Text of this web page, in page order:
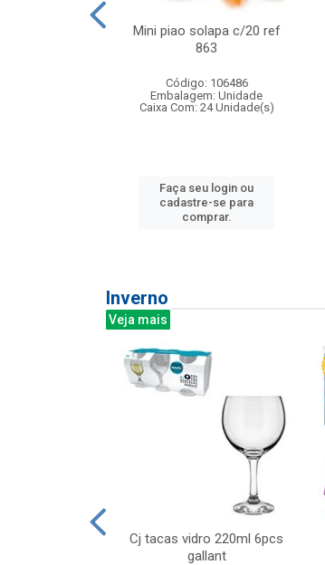
Mini piao solapa c/20 ref
863
Código: 106486
Embalagem: Unidade
Caixa Com: 24 Unidade(s)
Faça seu login ou
cadastre-se para
comprar.
Inverno
Veja mais
Cj tacas vidro 220ml 6pcs
gallant